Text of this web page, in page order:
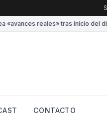
reales» tras inicio del
CONTACTO